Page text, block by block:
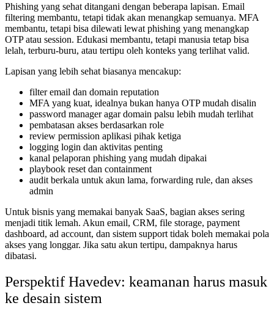
Phishing yang sehat ditangani dengan beberapa lapisan. Email
filtering membantu, tetapi tidak akan menangkap semuanya. MFA
membantu, tetapi bisa dilewati lewat phishing yang menangkap
OTP atau session. Edukasi membantu, tetapi manusia tetap bisa
lelah, terburu-buru, atau tertipu oleh konteks yang terlihat valid.
Lapisan yang lebih sehat biasanya mencakup:
filter email dan domain reputation
MFA yang kuat, idealnya bukan hanya OTP mudah disalin
password manager agar domain palsu lebih mudah terlihat
pembatasan akses berdasarkan role
review permission aplikasi pihak ketiga
logging login dan aktivitas penting
kanal pelaporan phishing yang mudah dipakai
playbook reset dan containment
audit berkala untuk akun lama, forwarding rule, dan akses
admin
Untuk bisnis yang memakai banyak SaaS, bagian akses sering
menjadi titik lemah. Akun email, CRM, file storage, payment
dashboard, ad account, dan sistem support tidak boleh memakai pola
akses yang longgar. Jika satu akun tertipu, dampaknya harus
dibatasi.
Perspektif Havedev: keamanan harus masuk
ke desain sistem